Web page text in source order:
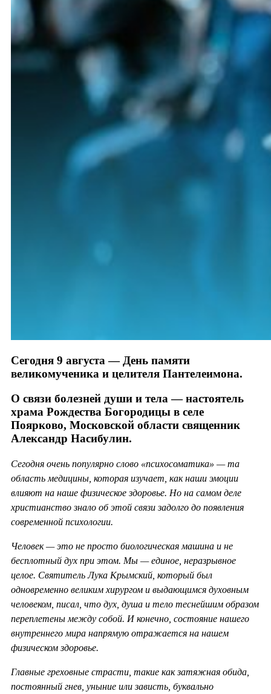
Сегодня 9 августа — День памяти
великомученика и целителя Пантелеимона.
О связи болезней души и тела — настоятель
храма Рождества Богородицы в селе
Поярково, Московской области священник
Александр Насибулин.
Сегодня очень популярно слово «психосоматика» — та
область медицины, которая изучает, как наши эмоции
влияют на наше физическое здоровье. Но на самом деле
христианство знало об этой связи задолго до появления
современной психологии.
Человек — это не просто биологическая машина и не
бесплотный дух при этом. Мы — единое, неразрывное
целое. Святитель Лука Крымский, который был
одновременно великим хирургом и выдающимся духовным
человеком, писал, что дух, душа и тело теснейшим образом
переплетены между собой. И конечно, состояние нашего
внутреннего мира напрямую отражается на нашем
физическом здоровье.
Главные греховные страсти, такие как затяжная обида,
постоянный гнев, уныние или зависть, буквально